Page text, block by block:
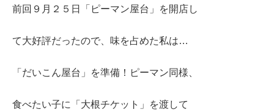
前回９月２５日「ピーマン屋台」を開店し
て大好評だったので、味を占めた私は…
「だいこん屋台」を準備！ピーマン同様、
食べたい子に「大根チケット」を渡して